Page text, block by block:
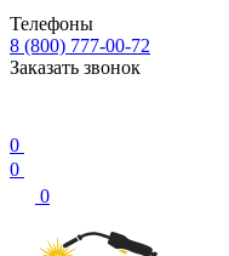
Телефоны
8 (800) 777-00-72
Заказать звонок
0
0
0